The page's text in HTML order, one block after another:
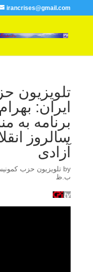
irancrises@gmail.com
تلویزیون
ایران:
برنامه به
سالروز
آزادی
by تلویزیون حزب
ب.ظ